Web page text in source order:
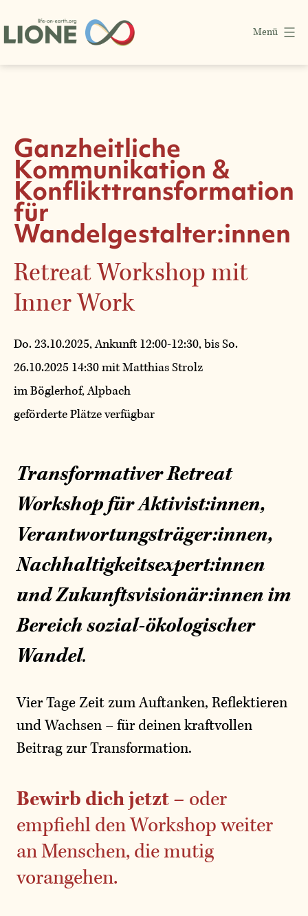
Inhalt
Verein
Menü
Ganzheitliche
Kommunikation &
Konflikttransformation
für
Wandelgestalter:innen
Retreat Workshop mit
Inner Work
Do. 23.10.2025, Ankunft 12:00-12:30, bis So.
26.10.2025 14:30 mit Matthias Strolz
im Böglerhof, Alpbach
geförderte Plätze verfügbar
Transformativer Retreat
Workshop für Aktivist:innen,
Verantwortungsträger:innen,
Nachhaltigkeitsexpert:innen
und Zukunftsvisionär:innen im
Bereich sozial-ökologischer
Wandel.
Vier Tage Zeit zum Auftanken, Reflektieren
und Wachsen – für deinen kraftvollen
Beitrag zur Transformation.
Bewirb dich jetzt– oder
empfiehl den Workshop weiter
an Menschen, die mutig
vorangehen.